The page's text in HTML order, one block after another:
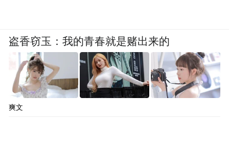
盗香窃玉：我的青春就是赌出来的
爽文